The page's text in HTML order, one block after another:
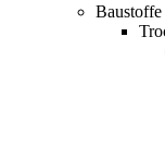
Baustoffe